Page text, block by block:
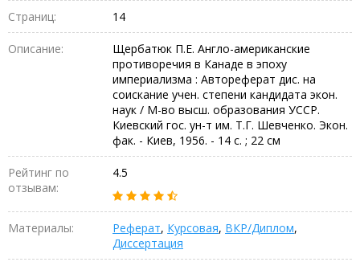
Страниц: 14
Описание:
Щербатюк П.Е. Англо-американские
противоречия в Канаде в эпоху
империализма : Автореферат дис. на
соискание учен. степени кандидата экон.
наук / М-во высш. образования УССР.
Киевский гос. ун-т им. Т.Г. Шевченко. Экон.
фак. - Киев, 1956. - 14 с. ; 22 см
Рейтинг по
отзывам:
4.5
Материалы: Реферат, Курсовая, ВКР/Диплом,
Диссертация